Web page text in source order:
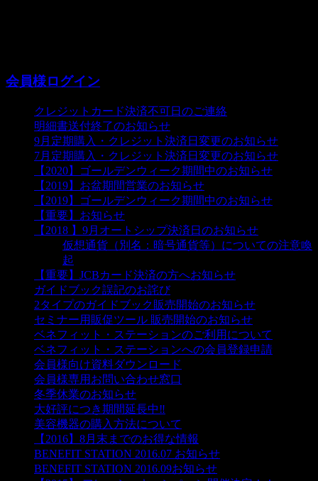
会員様ログイン
クレジットカード決済不可日のご連絡
明細書送付終了のお知らせ
9月定期購入・クレジット決済日変更のお知らせ
7月定期購入・クレジット決済日変更のお知らせ
【2020】ゴールデンウィーク期間中のお知らせ
【2019】お盆期間営業のお知らせ
【2019】ゴールデンウィーク期間中のお知らせ
【重要】お知らせ
【2018 】9月オートシップ決済日のお知らせ
仮想通貨（別名：暗号通貨等）についての注意喚
起
【重要】JCBカード決済の方へお知らせ
ガイドブック誤記のお詫び
2タイプのガイドブック販売開始のお知らせ
セミナー用販促ツール 販売開始のお知らせ
ベネフィット・ステーションのご利用について
ベネフィット・ステーションへの会員登録申請
会員様向け資料ダウンロード
会員様専用お問い合わせ窓口
冬季休業のお知らせ
大好評につき期間延長中‼
美容機器の購入方法について
【2016】8月末までのお得な情報
BENEFIT STATION 2016.07 お知らせ
BENEFIT STATION 2016.09お知らせ